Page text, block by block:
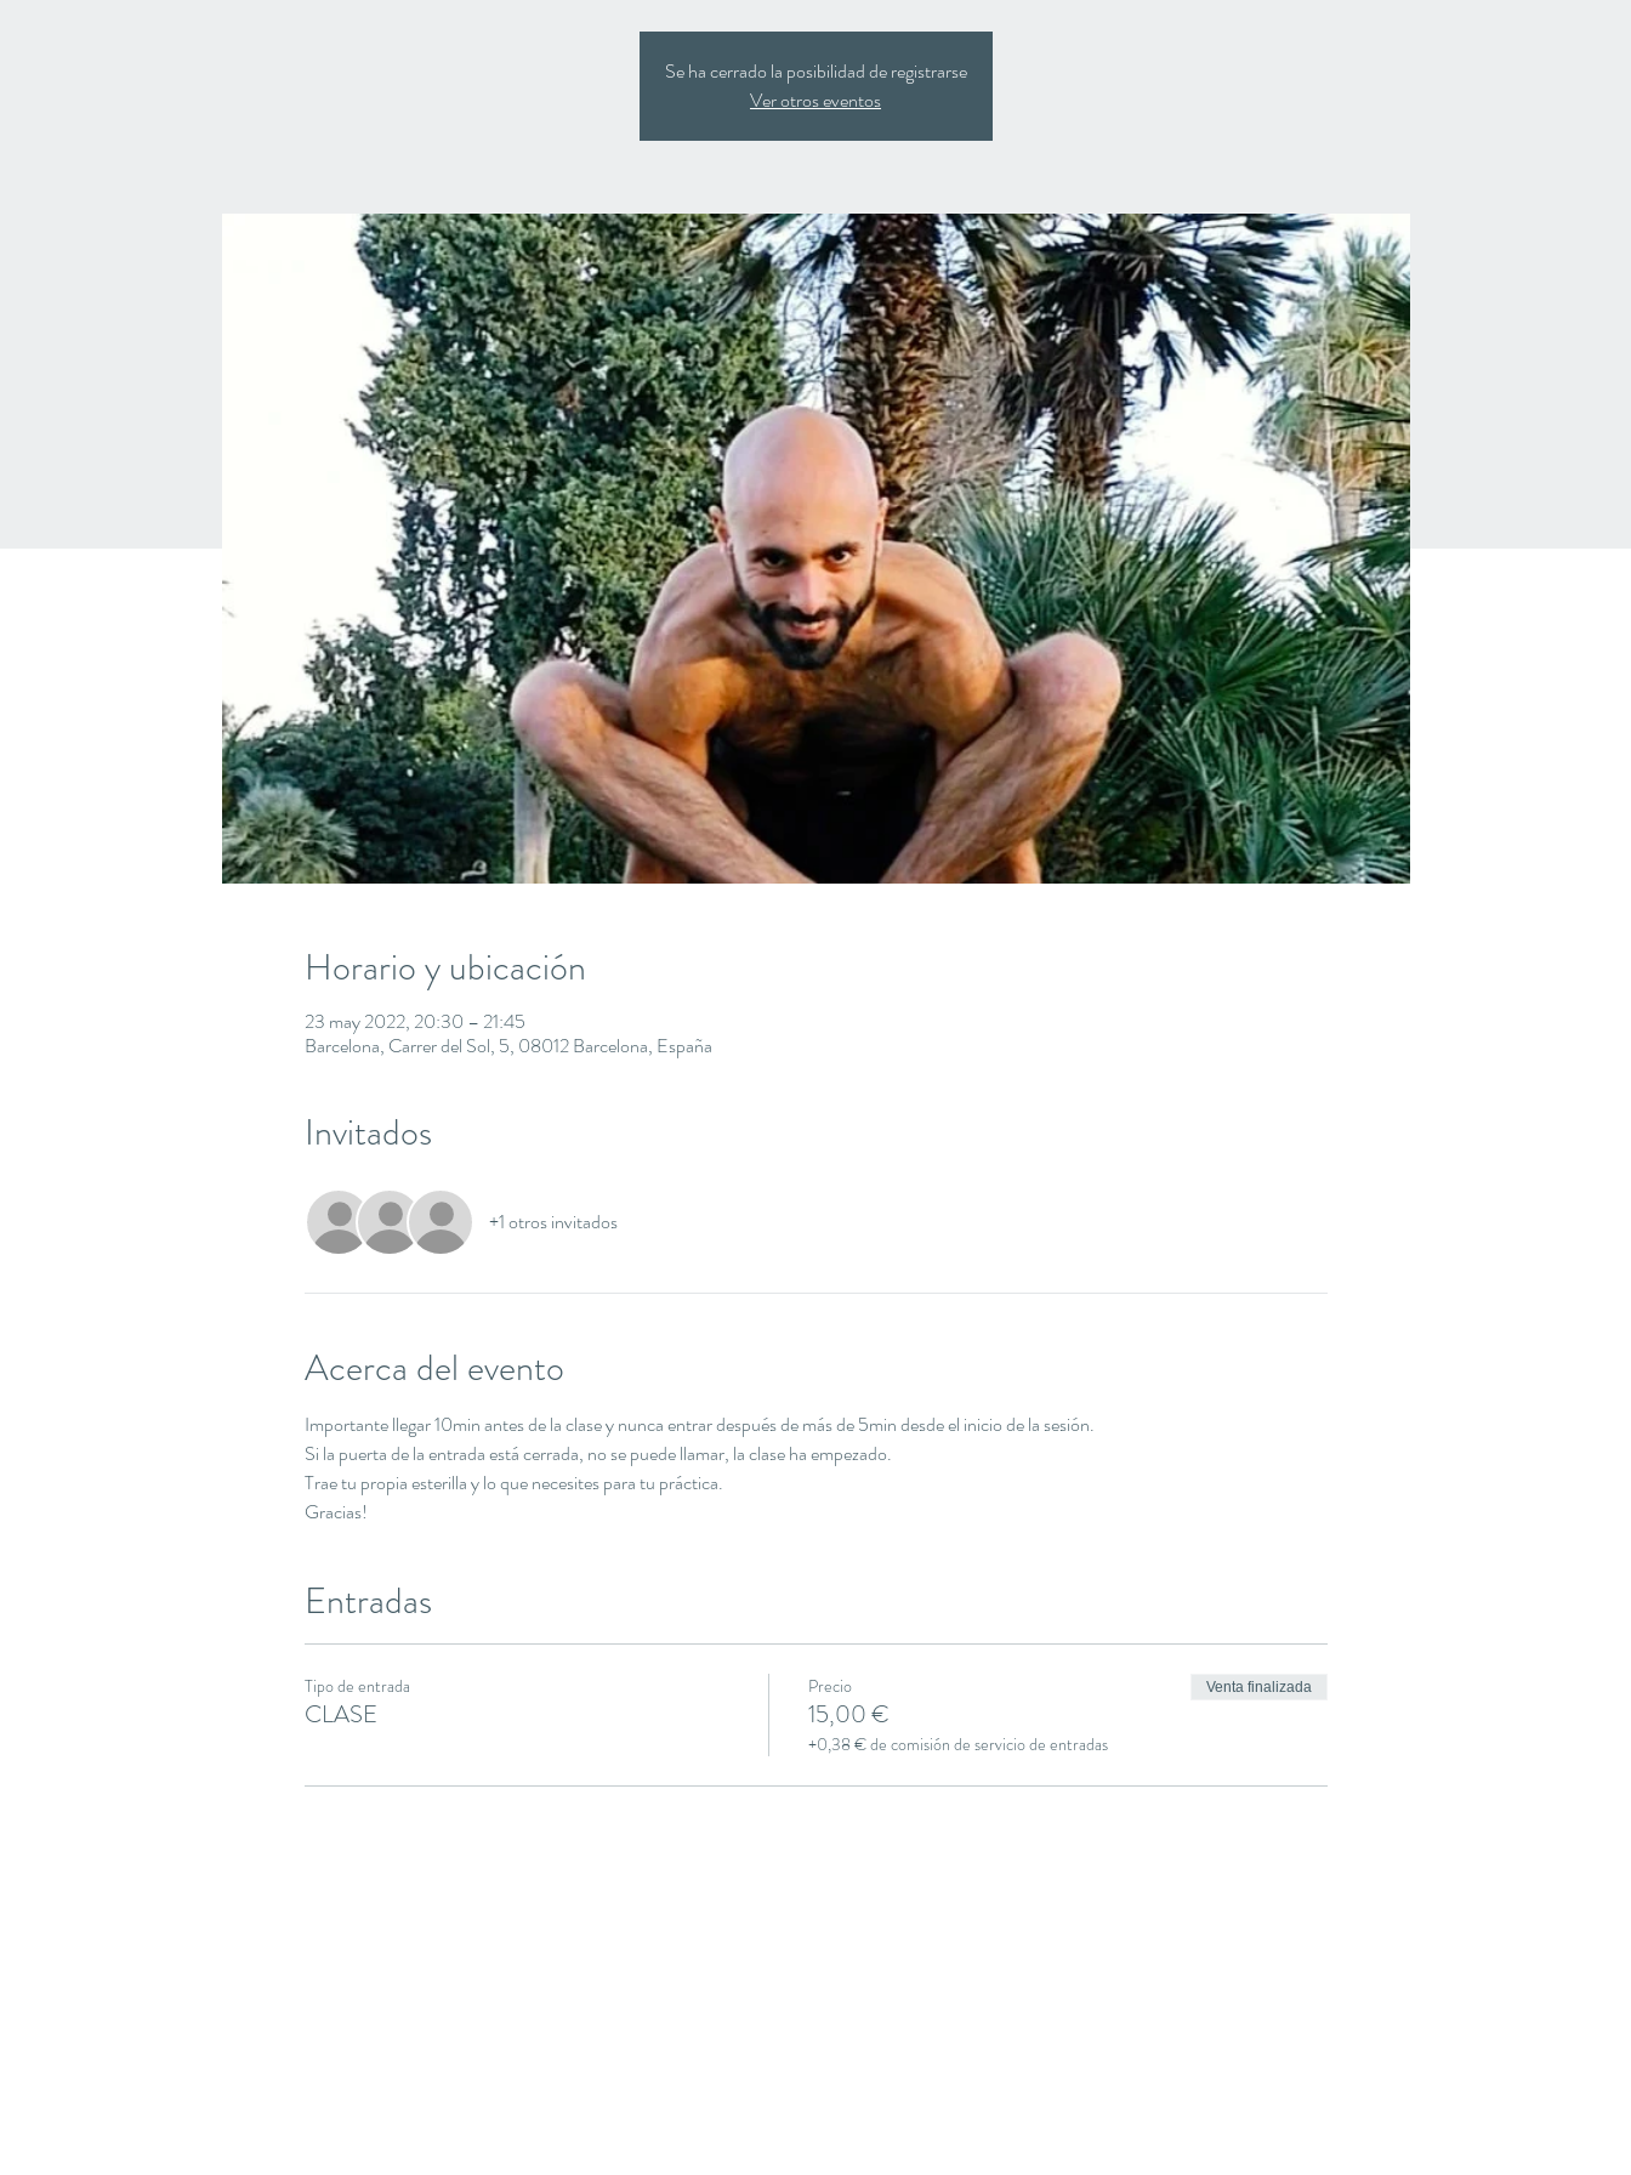
Se ha cerrado la posibilidad de registrarse
Ver otros eventos
Horario y ubicación
23 may 2022, 20:30 – 21:45
Barcelona, Carrer del Sol, 5, 08012 Barcelona, España
Invitados
+1 otros invitados
Acerca del evento
Importante llegar 10min antes de la clase y nunca entrar después de más de 5min desde el inicio de la sesión.
Si la puerta de la entrada está cerrada, no se puede llamar, la clase ha empezado.
Trae tu propia esterilla y lo que necesites para tu práctica.
Gracias!
Entradas
Tipo de entrada
CLASE
Precio
15,00 €
+0,38 € de comisión de servicio de entradas
Venta finalizada